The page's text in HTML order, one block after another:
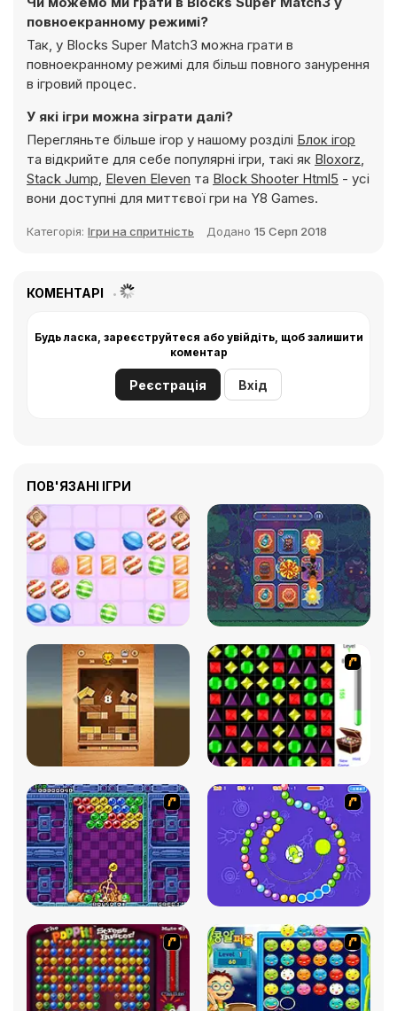
повноекранному режимі?
Так, у Blocks Super Match3 можна грати в
повноекранному режимі для більш повного занурення
в ігровий процес.
У які ігри можна зіграти далі?
Перегляньте більше ігор у нашому розділі Блок ігор
та відкрийте для себе популярні ігри, такі як Bloxorz,
Stack Jump, Eleven Eleven та Block Shooter Html5 - усі
вони доступні для миттєвої гри на Y8 Games.
Категорія: Ігри на спритність Додано 15 Cерп 2018
КОМЕНТАРІ
Будь ласка, зареєструйтеся або увійдіть, щоб залишити
коментар
Реєстрація Вхід
ПОВ'ЯЗАНІ ІГРИ